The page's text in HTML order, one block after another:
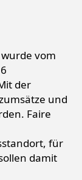
vom
der
und
Faire
für
damit